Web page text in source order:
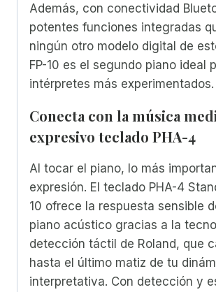
Además, con conectividad
potentes funciones integradas
ningún otro modelo digital de
FP-10 es el segundo piano ideal
intérpretes más experimentados.
Conecta con la música
expresivo teclado PHA-4
Al tocar el piano, lo más
expresión. El teclado PHA-4
10 ofrece la respuesta sensible
piano acústico gracias a la
detección táctil de Roland, que
hasta el último matiz de tu
interpretativa. Con detección y